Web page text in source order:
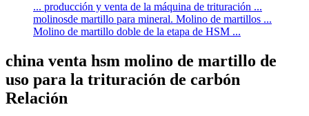
... producción y venta de la máquina de trituración ...
molinosde martillo para mineral. Molino de martillos ...
Molino de martillo doble de la etapa de HSM ...
china venta hsm molino de martillo de
uso para la trituración de carbón
Relación